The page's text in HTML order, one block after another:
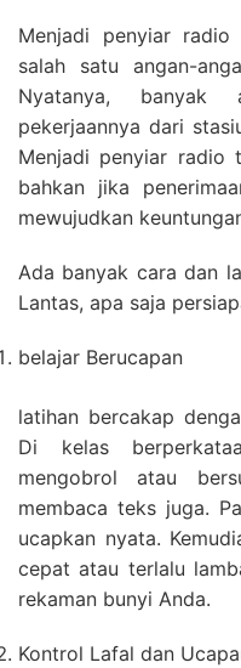
Menjadi penyiar
salah satu angan-
Nyatanya,
pekerjaannya dari
Menjadi penyiar radio
bahkan jika
mewujudkan
Ada banyak cara dan
Lantas, apa saja
belajar Berucapan
latihan bercakap
Di kelas
mengobrol atau
membaca teks juga.
ucapkan nyata.
cepat atau terlalu
rekaman bunyi Anda.
Kontrol Lafal dan